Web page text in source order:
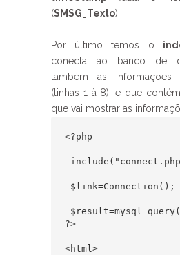
($MSG_Texto).
Por último temos o
conecta ao banco de
também as informações
(linhas 1 à 8), e que
que vai mostrar as
<?php
$link=Connection();
?>
<html>